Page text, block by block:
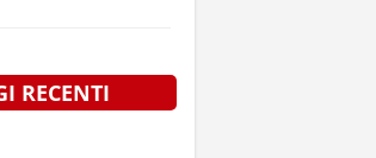
RECENTI